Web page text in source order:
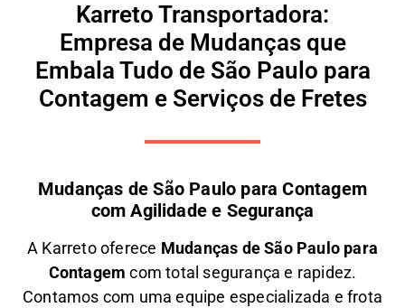
Karreto Transportadora:
Empresa de Mudanças que
Embala Tudo de São Paulo para
Contagem e Serviços de Fretes
Mudanças de São Paulo para Contagem
com Agilidade e Segurança
A Karretooferece Mudanças de São Paulo para
Contagem com total segurança e rapidez.
Contamos com uma equipe especializada e frota